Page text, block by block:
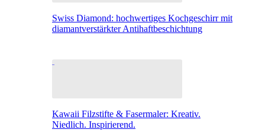
Swiss Diamond: hochwertiges Kochgeschirr mit
diamantverstärkter Antihaftbeschichtung
Kawaii Filzstifte & Fasermaler: Kreativ.
Niedlich. Inspirierend.